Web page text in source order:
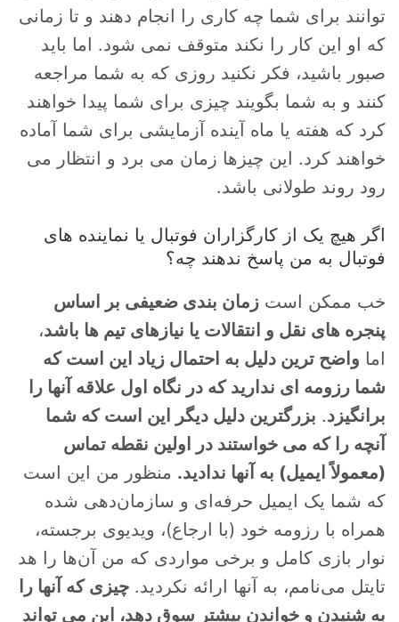
توانند برای شما چه کاری را انجام دهند و تا زمانی
که او این کار را نکند متوقف نمی شود. اما باید
صبور باشید، فکر نکنید روزی که به شما مراجعه
کنند و به شما بگویند چیزی برای شما پیدا خواهند
کرد که هفته یا ماه آینده آزمایشی برای شما آماده
خواهند کرد. این چیزها زمان می برد و انتظار می
رود روند طولانی باشد.
اگر هیچ یک از کارگزاران فوتبال یا نماینده های
فوتبال به من پاسخ ندهند چه؟
خب ممکن استزمان بندی ضعیفی بر اساس
پنجره های نقل و انتقالات یا نیازهای تیم ها باشد،
اما واضح ترین دلیل به احتمال زیاد این است که
شما رزومه ای ندارید که در نگاه اول علاقه آنها را
برانگیزد. بزرگترین دلیل دیگر این است که شما
آنچه را که می خواستند در اولین نقطه تماس
(معمولاً ایمیل) به آنها ندادید. منظور من این است
که شما یک ایمیل حرفه‌ای و سازمان‌دهی شده
همراه با رزومه خود (با ارجاع)، ویدیوی برجسته،
نوار بازی کامل و برخی مواردی که من آن‌ها را هد
تایتل می‌نامم، به آنها ارائه نکردید.چیزی که آنها را
به شنیدن و خواندن بیشتر سوق دهد، این می تواند
برای ثبت نام در باشگاه و مدرسه فوتبال درفک البرز تماس بگیرید09193631098 رد کردن